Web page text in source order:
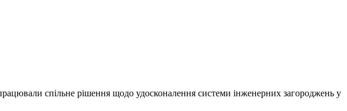
спільне рішення щодо удосконалення системи інженерних загороджень у